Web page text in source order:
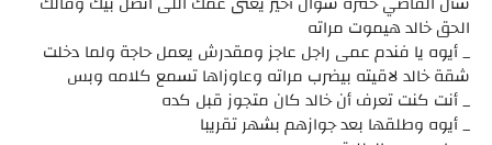
الحق خالد ھيموت مراته
_ أيوه يا فندم عمى راجل عاجز ومقدرش يعمل حاجة ولما دخلت
شقة خالد لاقيته بيضرب مراته وعاوزاها تسمع كلامه وبس
_ أنت كنت تعرف أن خالد كان متجوز قبل كده
_ أيوه وطلقها بعد جوازهم بشهر تقريبا